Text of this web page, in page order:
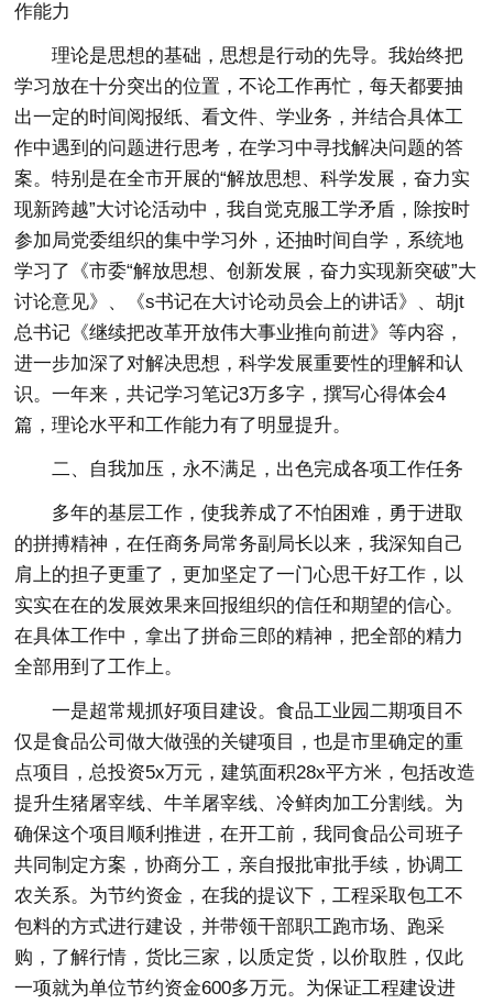
作能力
理论是思想的基础，思想是行动的先导。我始终把
学习放在十分突出的位置，不论工作再忙，每天都要抽
出一定的时间阅报纸、看文件、学业务，并结合具体工
作中遇到的问题进行思考，在学习中寻找解决问题的答
案。特别是在全市开展的“解放思想、科学发展，奋力实
现新跨越”大讨论活动中，我自觉克服工学矛盾，除按时
参加局党委组织的集中学习外，还抽时间自学，系统地
学习了《市委“解放思想、创新发展，奋力实现新突破”大
讨论意见》、《s书记在大讨论动员会上的讲话》、胡jt
总书记《继续把改革开放伟大事业推向前进》等内容，
进一步加深了对解决思想，科学发展重要性的理解和认
识。一年来，共记学习笔记3万多字，撰写心得体会4
篇，理论水平和工作能力有了明显提升。
二、自我加压，永不满足，出色完成各项工作任务
多年的基层工作，使我养成了不怕困难，勇于进取
的拼搏精神，在任商务局常务副局长以来，我深知自己
肩上的担子更重了，更加坚定了一门心思干好工作，以
实实在在的发展效果来回报组织的信任和期望的信心。
在具体工作中，拿出了拼命三郎的精神，把全部的精力
全部用到了工作上。
一是超常规抓好项目建设。食品工业园二期项目不
仅是食品公司做大做强的关键项目，也是市里确定的重
点项目，总投资5x万元，建筑面积28x平方米，包括改造
提升生猪屠宰线、牛羊屠宰线、冷鲜肉加工分割线。为
确保这个项目顺利推进，在开工前，我同食品公司班子
共同制定方案，协商分工，亲自报批审批手续，协调工
农关系。为节约资金，在我的提议下，工程采取包工不
包料的方式进行建设，并带领干部职工跑市场、跑采
购，了解行情，货比三家，以质定货，以价取胜，仅此
一项就为单位节约资金600多万元。为保证工程建设进